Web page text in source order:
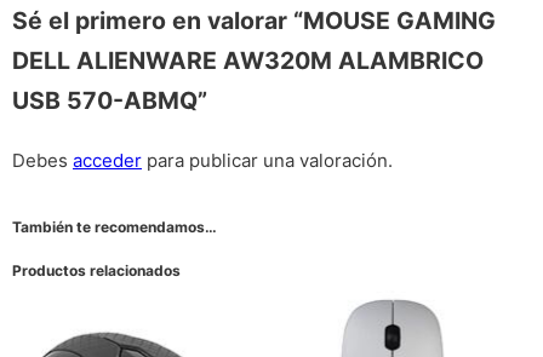
Sé el primero en valorar “MOUSE GAMING
DELL ALIENWARE AW320M ALAMBRICO
USB 570-ABMQ”
Debes acceder para publicar una valoración.
También te recomendamos…
Productos relacionados